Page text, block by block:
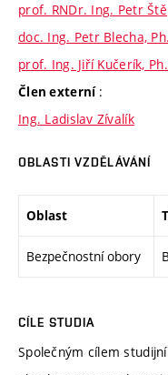
prof. RNDr. Ing. Petr
doc. Ing. Petr Blecha,
prof. Ing. Jiří Kučerík,
Člen externí :
Ing. Ladislav Zívalík
OBLASTI VZDĚLÁVÁNÍ
Oblast
Bezpečnostní obory
CÍLE STUDIA
Společným cílem